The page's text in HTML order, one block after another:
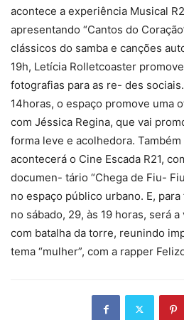
acontece a experiência Musical
apresentando “Cantos do
clássicos do samba e canções
19h, Letícia Rolletcoaster
fotografias para as re- des
14horas, o espaço promove uma
com Jéssica Regina, que vai
forma leve e acolhedora. Também
acontecerá o Cine Escada R21,
documen- tário “Chega de Fiu-
no espaço público urbano. E,
no sábado, 29, às 19 horas, será a
com batalha da torre, reunindo
tema “mulher”, com a rapper